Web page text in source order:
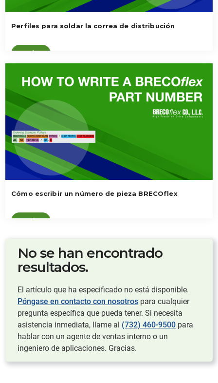
Perfiles para soldar la correa de distribución
Ver vídeo
Cómo escribir un número de pieza BRECOflex
No se han encontrado
resultados.
El artículo que ha especificado no está disponible.
Póngase en contacto con nosotros para cualquier
pregunta específica que pueda tener. Si necesita
asistencia inmediata, llame al (732) 460-9500 para
hablar con un agente de ventas interno o un
ingeniero de aplicaciones. Gracias.